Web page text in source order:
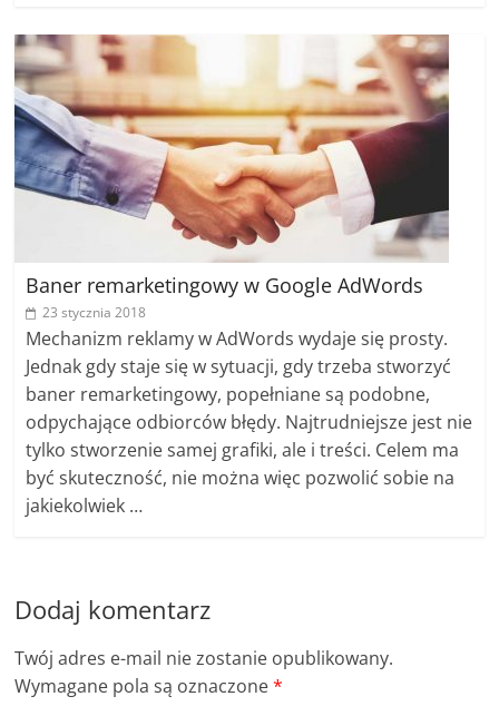
Baner remarketingowy w Google AdWords
23 stycznia 2018
Mechanizm reklamy w AdWords wydaje się prosty.
Jednak gdy staje się w sytuacji, gdy trzeba stworzyć
baner remarketingowy, popełniane są podobne,
odpychające odbiorców błędy. Najtrudniejsze jest nie
tylko stworzenie samej grafiki, ale i treści. Celem ma
być skuteczność, nie można więc pozwolić sobie na
jakiekolwiek …
Dodaj komentarz
Twój adres e-mail nie zostanie opublikowany.
Wymagane pola są oznaczone*